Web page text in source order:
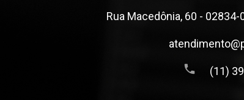
Rua Macedônia, 60 - 02834-
(11)